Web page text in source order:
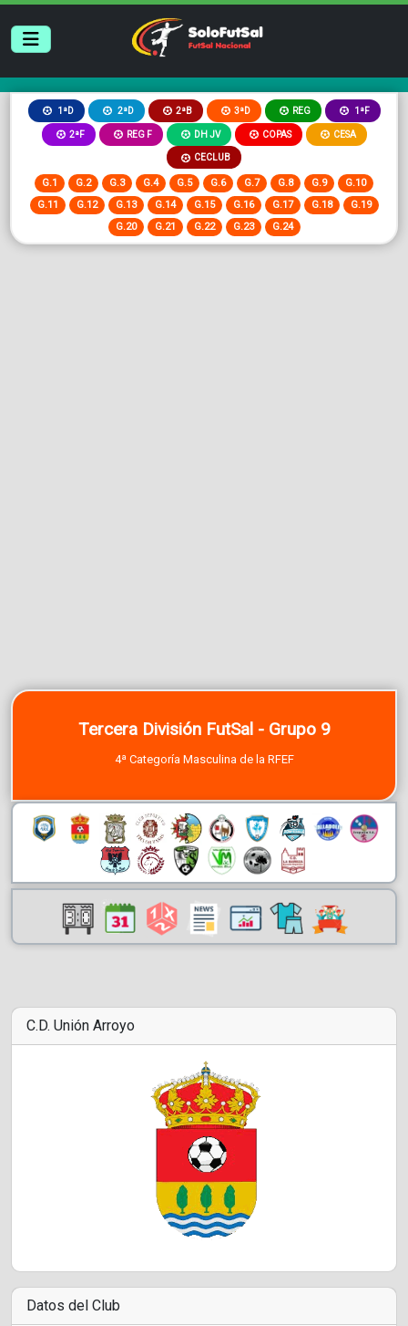
1ªD 2ªD 2ªB 3ªD REG 1ªF
2ªF REG F DH JV COPAS CESA
CECLUB
G.1 G.2 G.3 G.4 G.5 G.6 G.7 G.8 G.9
G.10
G.11
G.12 G.13 G.14 G.15 G.16 G.17 G.18
G.19
G.20
G.21 G.22 G.23 G.24
Tercera División FutSal - Grupo 9
4ª Categoría Masculina de la RFEF
C.D. Unión Arroyo
Datos del Club